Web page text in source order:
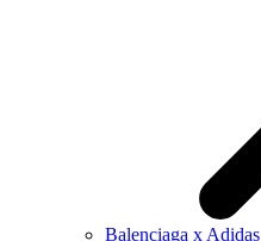
Balenciaga x Adidas